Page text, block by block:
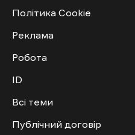
Політика Cookie
Реклама
Робота
ID
Всі теми
Публічний договір